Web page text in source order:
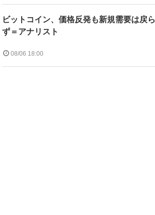
ビットコイン、価格反発も新規需要は戻ら
ず＝アナリスト
08/06 18:00